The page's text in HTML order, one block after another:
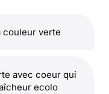
couleur verte
avec coeur qui
ecolo